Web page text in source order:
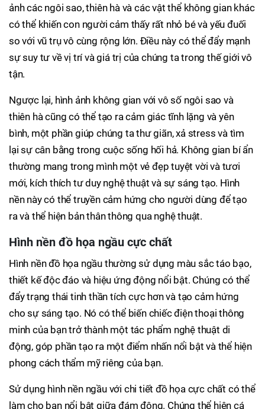
ảnh các ngôi sao, thiên hà và các vật thể không gian khác
có thể khiến con người cảm thấy rất nhỏ bé và yếu đuối
so với vũ trụ vô cùng rộng lớn. Điều này có thể đẩy mạnh
sự suy tư về vị trí và giá trị của chúng ta trong thế giới vô
tận.
Ngược lại, hình ảnh không gian với vô số ngôi sao và
thiên hà cũng có thể tạo ra cảm giác tĩnh lặng và yên
bình, một phần giúp chúng ta thư giãn, xả stress và tìm
lại sự cân bằng trong cuộc sống hối hả. Không gian bí ẩn
thường mang trong mình một vẻ đẹp tuyệt vời và tươi
mới, kích thích tư duy nghệ thuật và sự sáng tạo. Hình
nền này có thể truyền cảm hứng cho người dùng để tạo
ra và thể hiện bản thân thông qua nghệ thuật.
Hình nền đồ họa ngầu cực chất
Hình nền đồ họa ngầu thường sử dụng màu sắc táo bạo,
thiết kế độc đáo và hiệu ứng động nổi bật. Chúng có thể
đẩy trạng thái tinh thần tích cực hơn và tạo cảm hứng
cho sự sáng tạo. Nó có thể biến chiếc điện thoại thông
minh của bạn trở thành một tác phẩm nghệ thuật di
động, góp phần tạo ra một điểm nhấn nổi bật và thể hiện
phong cách thẩm mỹ riêng của bạn.
Sử dụng hình nền ngầu với chi tiết đồ họa cực chất có thể
làm cho bạn nổi bật giữa đám đông. Chúng thể hiện cá